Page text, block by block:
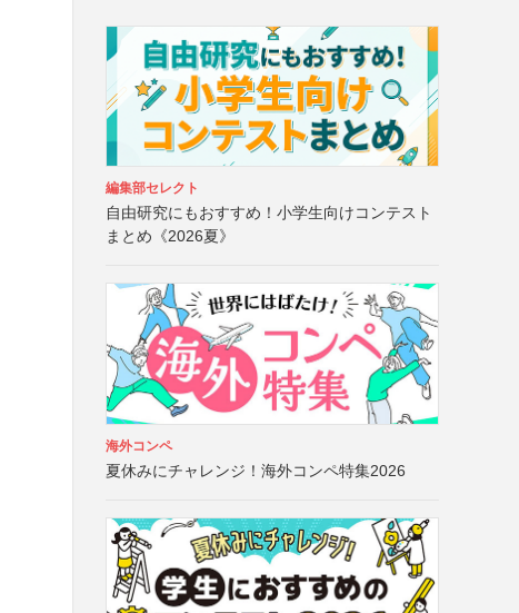
編集部セレクト
自由研究にもおすすめ！小学生向けコンテスト
まとめ《2026夏》
海外コンペ
夏休みにチャレンジ！海外コンペ特集2026